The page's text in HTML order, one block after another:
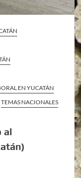
EN YUCATÁN
TEMAS NACIONALES
al